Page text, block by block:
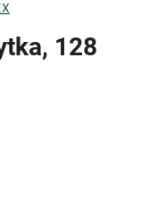
128